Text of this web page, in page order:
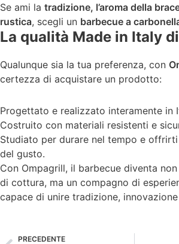
Se ami la tradizione, l’aroma della
rustica, scegli un barbecue a
La qualità Made in Italy
Qualunque sia la tua preferenza, con
certezza di acquistare un prodotto:
Progettato e realizzato interamente in
Costruito con materiali resistenti e
Studiato per durare nel tempo e
del gusto.
Con Ompagrill, il barbecue diventa
di cottura, ma un compagno di
capace di unire tradizione,
PRECEDENTE